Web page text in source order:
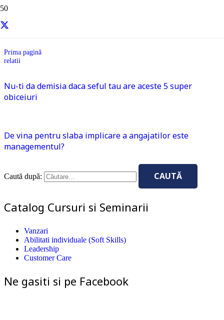
relatii
Prima pagină
relatii
Nu-ti da demisia daca seful tau are aceste 5 super
obiceiuri
De vina pentru slaba implicare a angajatilor este
managementul?
Caută după:
Catalog Cursuri si Seminarii
Vanzari
Abilitati individuale (Soft Skills)
Leadership
Customer Care
Ne gasiti si pe Facebook